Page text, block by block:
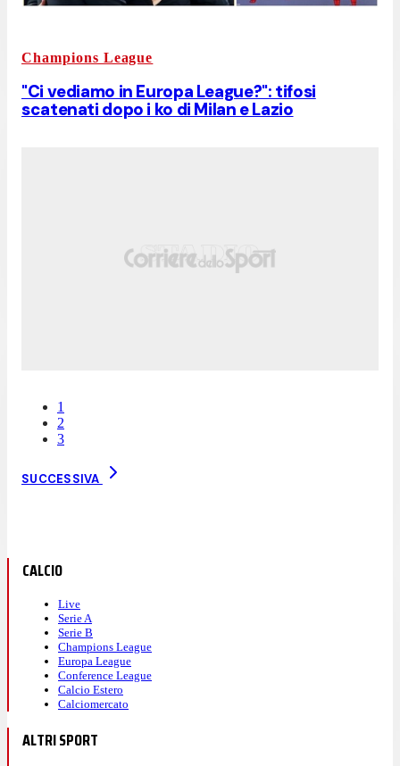
Champions League
"Ci vediamo in Europa League?": tifosi
scatenati dopo i ko di Milan e Lazio
1
2
3
SUCCESSIVA
CALCIO
Live
Serie A
Serie B
Champions League
Europa League
Conference League
Calcio Estero
Calciomercato
ALTRI SPORT